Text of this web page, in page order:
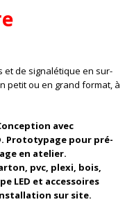
et de signalétique en sur-
petit ou en grand format, à
avec
Prototypage pour pré-
en atelier.
pvc, plexi, bois,
LED et accessoires
sur site.